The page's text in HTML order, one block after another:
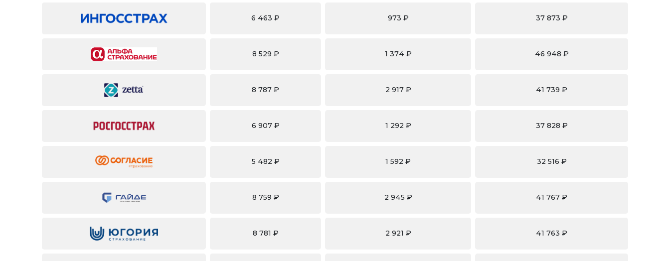
6 463 ₽ 973 ₽ 37 873 ₽
8 529 ₽ 1 374 ₽ 46 948 ₽
8 787 ₽ 2 917 ₽ 41 739 ₽
6 907 ₽ 1 292 ₽ 37 828 ₽
5 482 ₽ 1 592 ₽ 32 516 ₽
8 759 ₽ 2 945 ₽ 41 767 ₽
8 781 ₽ 2 921 ₽ 41 763 ₽